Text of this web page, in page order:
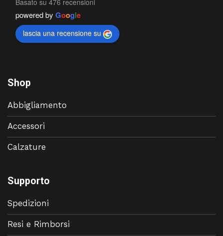
powered by Google
lascia una recensione su
Shop
Abbigliamento
Accessori
Calzature
Supporto
Spedizioni
Resi e Rimborsi